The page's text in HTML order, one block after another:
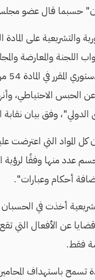
حسبما قال عضو مجلس
والتشريعية على
والمعارضة
في المادة 54 من
الحبس الاحتياطي،
وفق بيان نقابة
كل المواد التي اعترضت
عدد منها وفقًا لرؤية
أحكام وعبارات".
عن الأفعال التي
فقط.
تسمح باستهداف